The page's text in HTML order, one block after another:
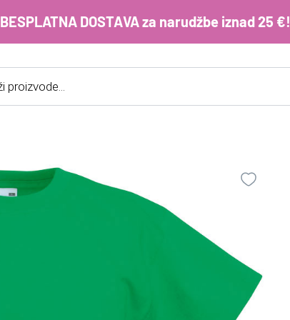
BESPLATNA DOSTAVA za narudžbe iznad 25 €!